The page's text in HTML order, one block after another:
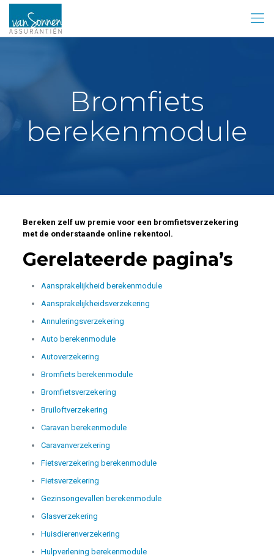
Bromfiets
berekenmodule
Bereken zelf uw premie voor een bromfietsverzekering
met de onderstaande online rekentool.
Gerelateerde pagina’s
Aansprakelijkheid berekenmodule
Aansprakelijkheidsverzekering
Annuleringsverzekering
Auto berekenmodule
Autoverzekering
Bromfiets berekenmodule
Bromfietsverzekering
Bruiloftverzekering
Caravan berekenmodule
Caravanverzekering
Fietsverzekering berekenmodule
Fietsverzekering
Gezinsongevallen berekenmodule
Glasverzekering
Huisdierenverzekering
Hulpverlening berekenmodule